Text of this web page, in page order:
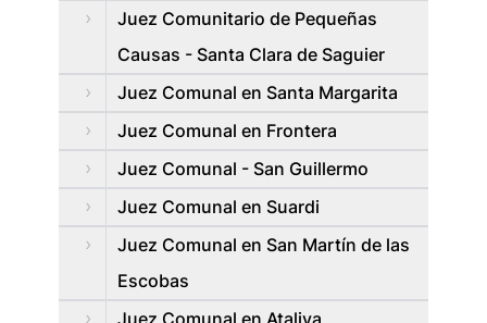
Juez Comunitario de Pequeñas
Causas - Santa Clara de Saguier
Juez Comunal en Santa Margarita
Juez Comunal en Frontera
Juez Comunal - San Guillermo
Juez Comunal en Suardi
Juez Comunal en San Martí­n de las
Escobas
Juez Comunal en Ataliva